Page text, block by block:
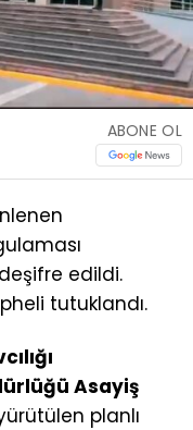
ABONE OL
deşifre edildi.
tutuklandı.
Asayiş
planlı